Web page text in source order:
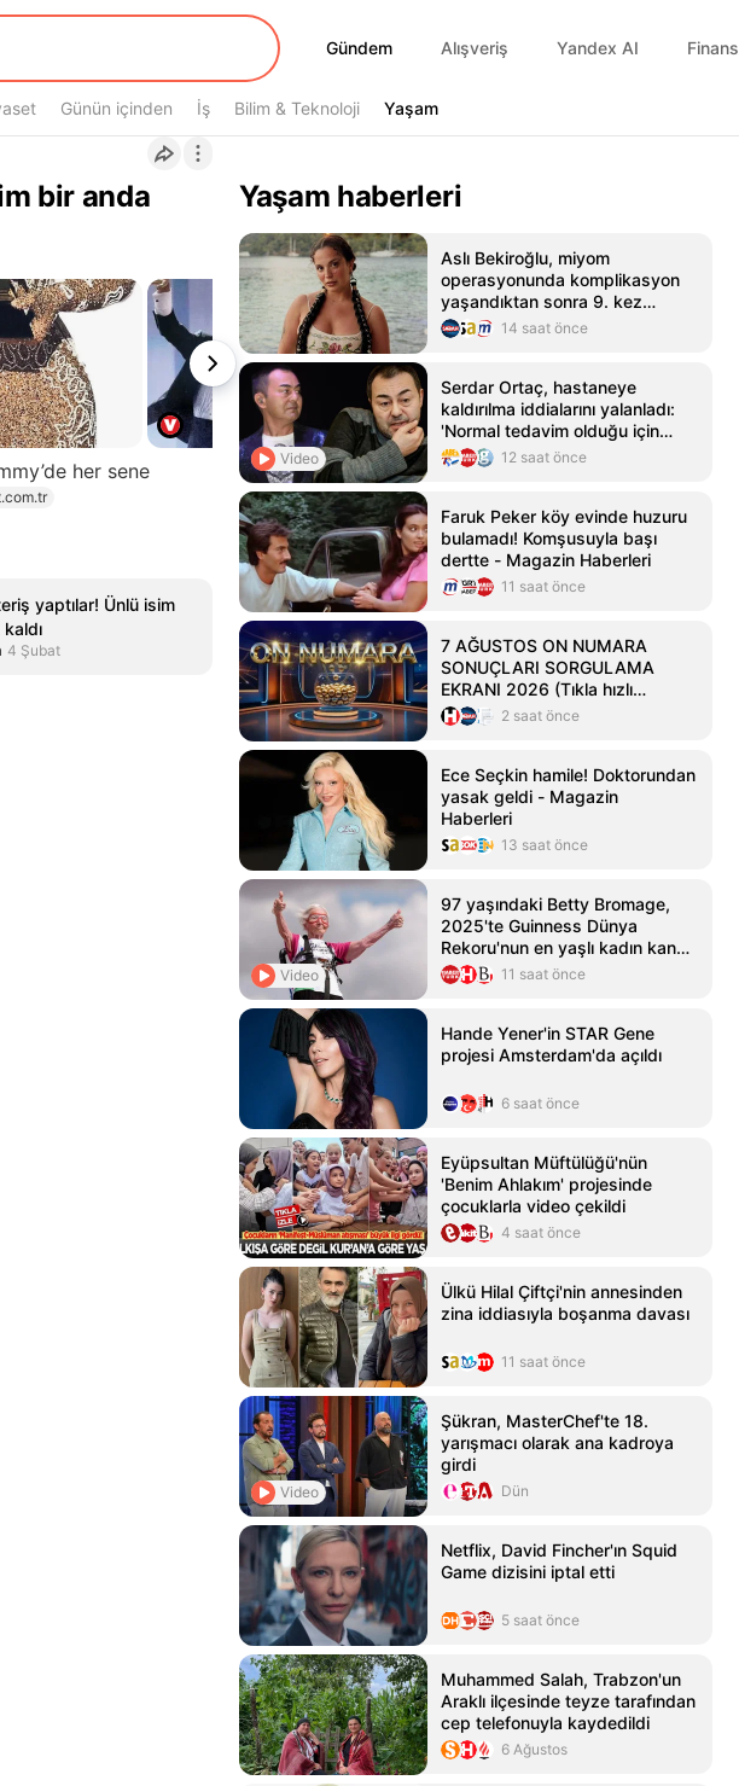
Gündem
Gündem Alışveriş Yandex AI Finans
Günün içinden İş Bilim & Teknoloji Yaşam
Yaşam
bir anda
her sene
yaptılar! Ünlü isim
kaldı
4 Şubat
Yaşam haberleri
Aslı Bekiroğlu, miyom
operasyonunda komplikasyon
yaşandıktan sonra 9. kez
ameliyat olacak
14 saat önce
Video
Serdar Ortaç, hastaneye
kaldırılma iddialarını yalanladı:
'Normal tedavim olduğu için
hastanedeydim'
12 saat önce
Faruk Peker köy evinde huzuru
bulamadı! Komşusuyla başı
dertte - Magazin Haberleri
11 saat önce
7 AĞUSTOS ON NUMARA
SONUÇLARI SORGULAMA
EKRANI 2026 (Tıkla hızlı
ikramiye sonucu görüntüle) |
Milli Piyango Online ile On
açıklandı... İşte On Numara'da
kazanan numaralar listesi!
2 saat önce
Ece Seçkin hamile! Doktorundan
yasak geldi - Magazin
Haberleri
13 saat önce
Video
97 yaşındaki Betty Bromage,
2025'te Guinness Dünya
Rekoru'nun en yaşlı kadın kanat
yürüyüşçüsüne sahip oldu
11 saat önce
Hande Yener'in STAR Gene
projesi Amsterdam'da açıldı
6 saat önce
Eyüpsultan Müftülüğü'nün
'Benim Ahlakım' projesinde
çocuklarla video çekildi
4 saat önce
Ülkü Hilal Çiftçi'nin annesinden
zina iddiasıyla boşanma davası
11 saat önce
Video
Şükran, MasterChef'te 18.
yarışmacı olarak ana kadroya
girdi
Dün
Netflix, David Fincher'ın Squid
Game dizisini iptal etti
5 saat önce
Muhammed Salah, Trabzon'un
Araklı ilçesinde teyze tarafından
cep telefonuyla kaydedildi
6 Ağustos